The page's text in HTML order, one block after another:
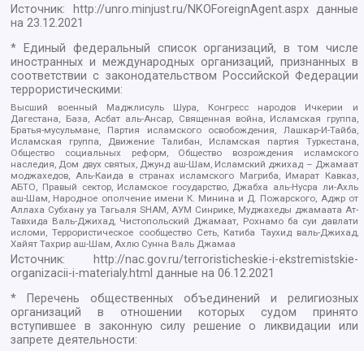
Источник: http://unro.minjust.ru/NKOForeignAgent.aspxданные
на23.12.2021
* Единый федеральный список организаций, в том числе
иностранных и международных организаций, признанных в
соответствии с законодательством Российской Федерации
террористическими:
Высший военный Маджлисуль Шура, Конгресс народов Ичкерии и
Дагестана, База, Асбат аль-Ансар, Священная война, Исламская группа,
Братья-мусульмане, Партия исламского освобождения, Лашкар-И-Тайба,
Исламская группа, Движение Талибан, Исламская партия Туркестана,
Общество социальных реформ, Общество возрождения исламского
наследия, Дом двух святых, Джунд аш-Шам, Исламский джихад – Джамаат
моджахедов, Аль-Каида в странах исламского Магриба, Имарат Кавказ,
АБТО, Правый сектор, Исламское государство, Джабха аль-Нусра ли-Ахль
аш-Шам, Народное ополчение имени К. Минина и Д. Пожарского, Аджр от
Аллаха Субхану уа Тагьаля SHAM, АУМ Синрике, Муджахеды джамаата Ат-
Тавхида Валь-Джихад, Чистопольский Джамаат, Рохнамо ба суи давлати
исломи, Террористическое сообщество Сеть, Катиба Таухид валь-Джихад,
Хайят Тахрир аш-Шам, Ахлю Сунна Валь Джамаа
Источник:
http://nac.gov.ru/terroristicheskie-i-ekstremistskie-
organizacii-i-materialy.html данные на06.12.2021
* Перечень общественных объединений и религиозных
организаций в отношении которых судом принято
вступившее в законную силу решение о ликвидации или
запрете деятельности: